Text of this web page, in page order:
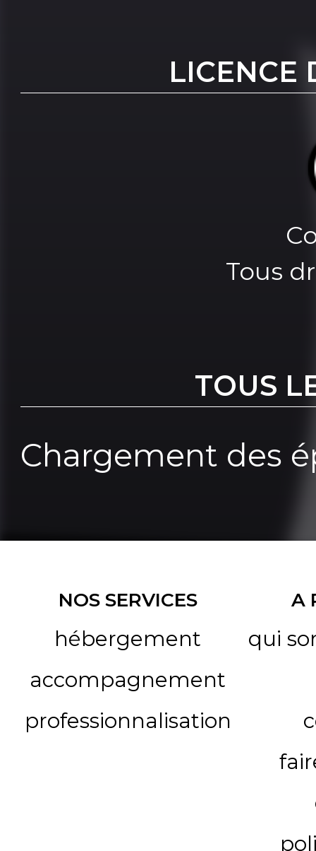
LICENCE
Tous
TOUS
Chargement des
NOS SERVICES
hébergement
accompagnement
professionnalisation
A
qui